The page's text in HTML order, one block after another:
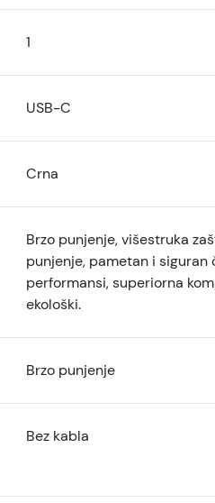
1
USB-C
Crna
Brzo punjenje, višestruka
punjenje, pametan i siguran
performansi, superiorna
ekološki.
Brzo punjenje
Bez kabla